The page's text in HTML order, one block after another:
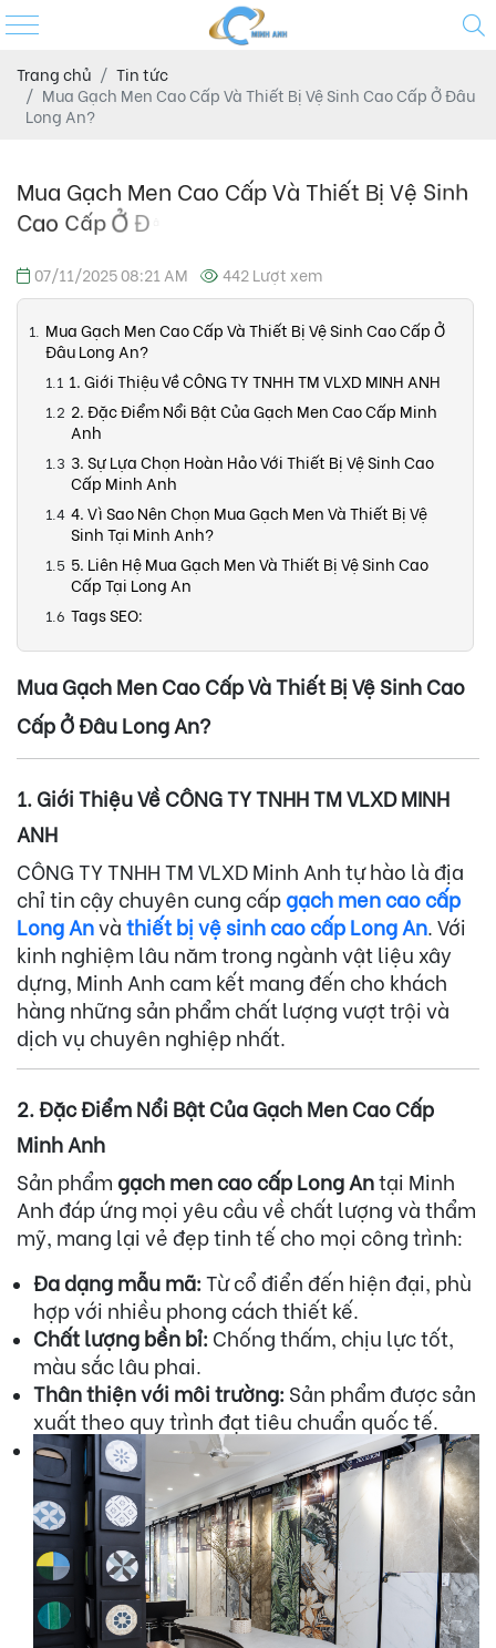
Trang chủ
Tin tức
Mua Gạch Men Cao Cấp Và Thiết Bị Vệ Sinh Cao Cấp Ở Đâu
Long An?
07/11/2025 08:21 AM 442 Lượt xem
Mua Gạch Men Cao Cấp Và Thiết Bị Vệ Sinh Cao Cấp Ở
Đâu Long An?
1. Giới Thiệu Về CÔNG TY TNHH TM VLXD MINH ANH
2. Đặc Điểm Nổi Bật Của Gạch Men Cao Cấp Minh
Anh
3. Sự Lựa Chọn Hoàn Hảo Với Thiết Bị Vệ Sinh Cao
Cấp Minh Anh
4. Vì Sao Nên Chọn Mua Gạch Men Và Thiết Bị Vệ
Sinh Tại Minh Anh?
5. Liên Hệ Mua Gạch Men Và Thiết Bị Vệ Sinh Cao
Cấp Tại Long An
Tags SEO:
Mua Gạch Men Cao Cấp Và Thiết Bị Vệ Sinh Cao
Cấp Ở Đâu Long An?
1. Giới Thiệu Về CÔNG TY TNHH TM VLXD MINH
ANH
CÔNG TY TNHH TM VLXD Minh Anh tự hào là địa
chỉ tin cậy chuyên cung cấpgạch men cao cấp
Long Anvàthiết bị vệ sinh cao cấp Long An. Với
kinh nghiệm lâu năm trong ngành vật liệu xây
dựng, Minh Anh cam kết mang đến cho khách
hàng những sản phẩm chất lượng vượt trội và
dịch vụ chuyên nghiệp nhất.
2. Đặc Điểm Nổi Bật Của Gạch Men Cao Cấp
Minh Anh
Sản phẩm gạch men cao cấp Long Antại Minh
Anh đáp ứng mọi yêu cầu về chất lượng và thẩm
mỹ, mang lại vẻ đẹp tinh tế cho mọi công trình:
Đa dạng mẫu mã:Từ cổ điển đến hiện đại, phù
hợp với nhiều phong cách thiết kế.
Chất lượng bền bỉ: Chống thấm, chịu lực tốt,
màu sắc lâu phai.
Thân thiện với môi trường: Sản phẩm được sản
xuất theo quy trình đạt tiêu chuẩn quốc tế.